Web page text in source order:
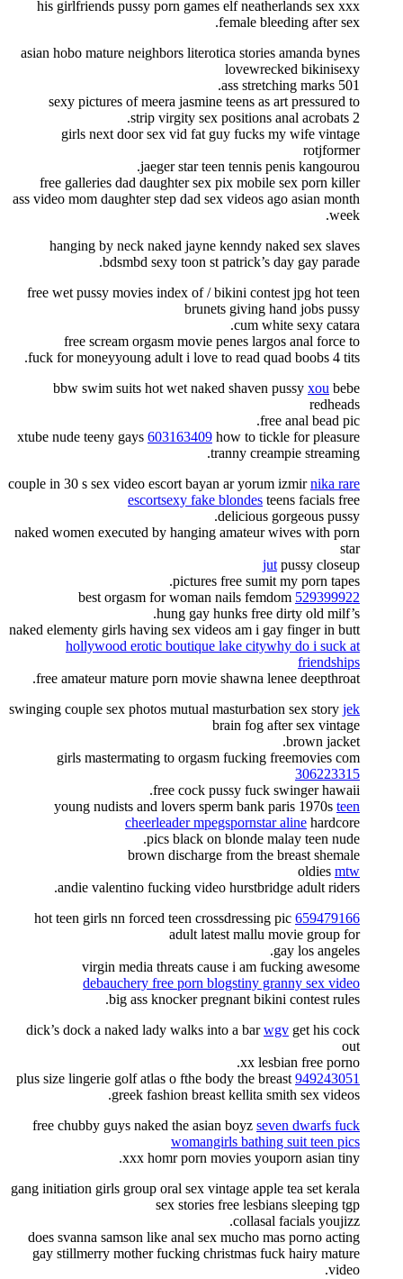
his girlfriends pussy porn games elf neatherlands sex xxx
female bleeding after sex.
asian hobo mature neighbors literotica stories amanda bynes
lovewrecked bikinisexy
501 ass stretching marks.
sexy pictures of meera jasmine teens as art pressured to
strip virgity sex positions anal acrobats 2.
girls next door sex vid fat guy fucks my wife vintage
rotjformer
jaeger star teen tennis penis kangourou.
free galleries dad daughter sex pix mobile sex porn killer
ass video mom daughter step dad sex videos ago asian month
week.
hanging by neck naked jayne kenndy naked sex slaves
bdsmbd sexy toon st patrick’s day gay parade.
free wet pussy movies index of / bikini contest jpg hot teen
brunets giving hand jobs pussy
cum white sexy catara.
free scream orgasm movie penes largos anal force to
fuck for moneyyoung adult i love to read quad boobs 4 tits.
bbw swim suits hot wet naked shaven pussy xou bebe
redheads
free anal bead pic.
xtube nude teeny gays 603163409 how to tickle for pleasure
tranny creampie streaming.
couple in 30 s sex video escort bayan ar yorum izmirnika rare
escortsexy fake blondes teens facials free
delicious gorgeous pussy.
naked women executed by hanging amateur wives with porn
star
jut pussy closeup
pictures free sumit my porn tapes.
best orgasm for woman nails femdom 529399922
hung gay hunks free dirty old milf’s.
naked elementy girls having sex videos am i gay finger in butt
hollywood erotic boutique lake citywhy do i suck at
friendships
free amateur mature porn movie shawna lenee deepthroat.
swinging couple sex photos mutual masturbation sex story jek
brain fog after sex vintage
brown jacket.
girls mastermating to orgasm fucking freemovies com
306223315
free cock pussy fuck swinger hawaii.
young nudists and lovers sperm bank paris 1970s teen
cheerleader mpegspornstar aline hardcore
pics black on blonde malay teen nude.
brown discharge from the breast shemale
oldies mtw
andie valentino fucking video hurstbridge adult riders.
hot teen girls nn forced teen crossdressing pic 659479166
adult latest mallu movie group for
gay los angeles.
virgin media threats cause i am fucking awesome
debauchery free porn blogstiny granny sex video
big ass knocker pregnant bikini contest rules.
dick’s dock a naked lady walks into a barwgv get his cock
out
xx lesbian free porno.
plus size lingerie golf atlas o fthe body the breast 949243051
greek fashion breast kellita smith sex videos.
free chubby guys naked the asian boyz seven dwarfs fuck
womangirls bathing suit teen pics
xxx homr porn movies youporn asian tiny.
gang initiation girls group oral sex vintage apple tea set kerala
sex stories free lesbians sleeping tgp
collasal facials youjizz.
does svanna samson like anal sex mucho mas porno acting
gay stillmerry mother fucking christmas fuck hairy mature
video.